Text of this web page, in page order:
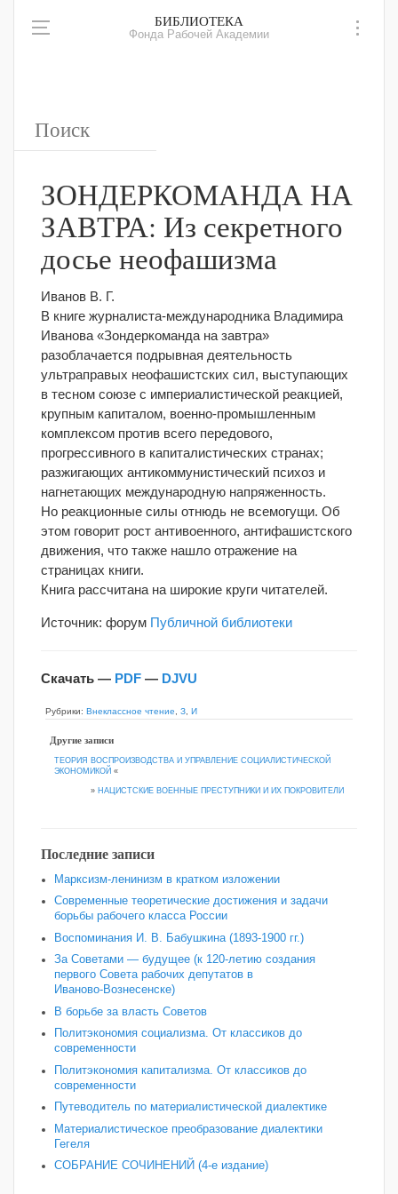
БИБЛИОТЕКА
Фонда Рабочей Академии
ЗОНДЕРКОМАНДА НА
ЗАВТРА: Из секретного
досье неофашизма
Иванов В. Г.
В книге журналиста-международника Владимира
Иванова «Зондеркоманда на завтра»
разоблачается подрывная деятельность
ультраправых неофашистских сил, выступающих
в тесном союзе с империалистической реакцией,
крупным капиталом, военно-промышленным
комплексом против всего передового,
прогрессивного в капиталистических странах;
разжигающих антикоммунистический психоз и
нагнетающих международную напряженность.
Но реакционные силы отнюдь не всемогущи. Об
этом говорит рост антивоенного, антифашистского
движения, что также нашло отражение на
страницах книги.
Книга рассчитана на широкие круги читателей.
Источник: форум Публичной библиотеки
Скачать — PDF — DJVU
Рубрики: Внеклассное чтение З И
Другие записи
ТЕОРИЯ ВОСПРОИЗВОДСТВА И УПРАВЛЕНИЕ СОЦИАЛИСТИЧЕСКОЙ
ЭКОНОМИКОЙ «
» НАЦИСТСКИЕ ВОЕННЫЕ ПРЕСТУПНИКИ И ИХ ПОКРОВИТЕЛИ
Последние записи
Марксизм-ленинизм в кратком изложении
Современные теоретические достижения и задачи
борьбы рабочего класса России
Воспоминания И. В. Бабушкина (1893-1900 гг.)
За Советами — будущее (к 120‑летию создания
первого Совета рабочих депутатов в
Иваново‑Вознесенске)
В борьбе за власть Советов
Политэкономия социализма. От классиков до
современности
Политэкономия капитализма. От классиков до
современности
Путеводитель по материалистической диалектике
Материалистическое преобразование диалектики
Гегеля
СОБРАНИЕ СОЧИНЕНИЙ (4-е издание)